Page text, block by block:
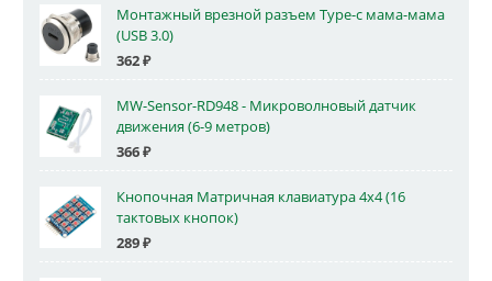
Монтажный врезной разъем Type-c мама-мама
(USB 3.0)
362₽
MW-Sensor-RD948 - Микроволновый датчик
движения (6-9 метров)
366₽
Кнопочная Матричная клавиатура 4x4 (16
тактовых кнопок)
289₽